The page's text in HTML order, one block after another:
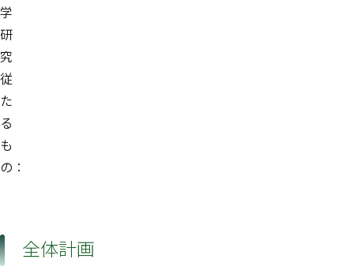
学
研
究
従
た
る
も
の：
全体計画